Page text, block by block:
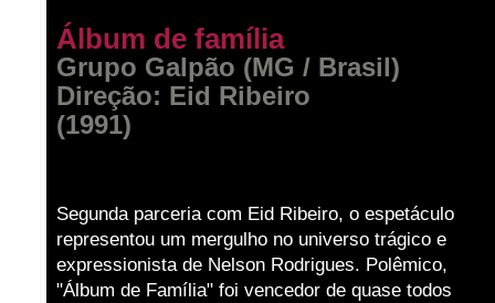
Álbum de família
Grupo Galpão (MG / Brasil)
Direção: Eid Ribeiro
(1991)
Segunda parceria com Eid Ribeiro, o espetáculo
representou um mergulho no universo trágico e
expressionista de Nelson Rodrigues. Polêmico,
"Álbum de Família" foi vencedor de quase todos